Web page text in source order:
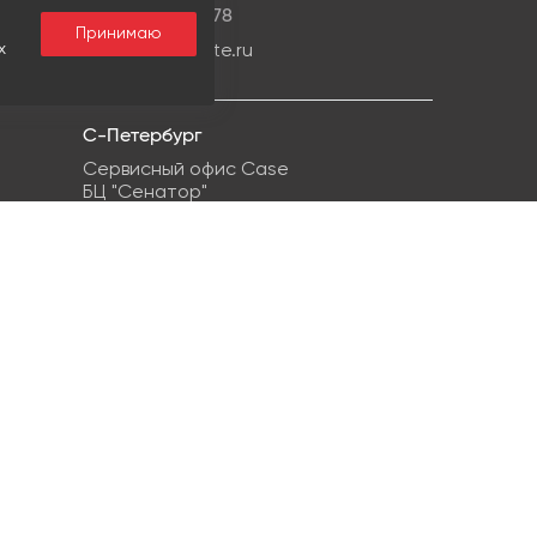
+7 499959-08-78
info@ipg-estate.ru
С-Петербург
Сервисный офис Case
БЦ "Сенатор"
Принимаю